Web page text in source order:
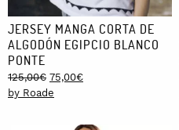
JERSEY MANGA CORTA DE
ALGODÓN EGIPCIO BLANCO
PONTE
125,00€ Original
price
125,00€.
75,00€Current
75,00€.
by Roade